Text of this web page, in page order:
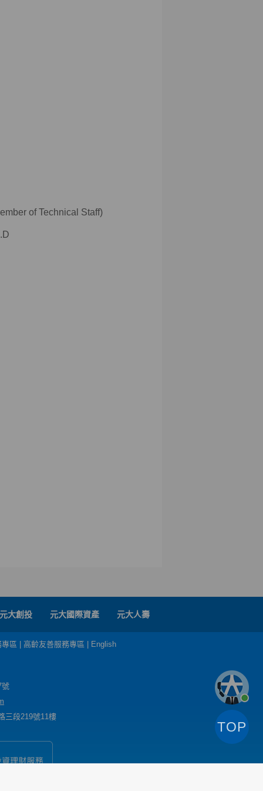
of Technical Staff)
元大創投 元大國際資產 元大人壽
區 高齡友善服務專區 English
號
三段219號11樓
TOP